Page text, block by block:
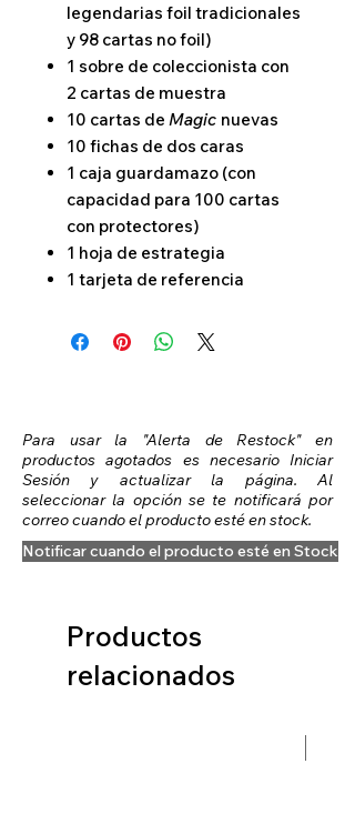
legendarias foil tradicionales
y 98 cartas no foil)
1 sobre de coleccionista con
2 cartas de muestra
10 cartas de Magic nuevas
10 fichas de dos caras
1 caja guardamazo (con
capacidad para 100 cartas
con protectores)
1 hoja de estrategia
1 tarjeta de referencia
Para usar la "Alerta de Restock" en
productos agotados es necesario Iniciar
Sesión y actualizar la página. Al
seleccionar la opción se te notificará por
correo cuando el producto esté en stock.
Notificar cuando el producto esté en Stock
Productos
relacionados